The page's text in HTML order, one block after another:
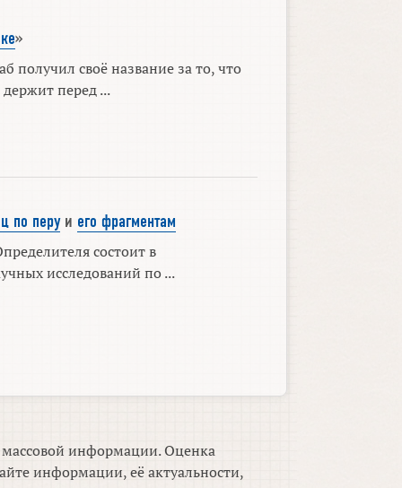
»
получил своё название за то, что
перед ...
по перуи его фрагментам
состоит в
исследований по ...
массовой информации. Оценка
информации, её актуальности,